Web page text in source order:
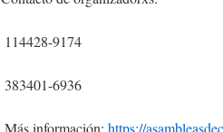
114428-9174
383401-6936
Más información:https://